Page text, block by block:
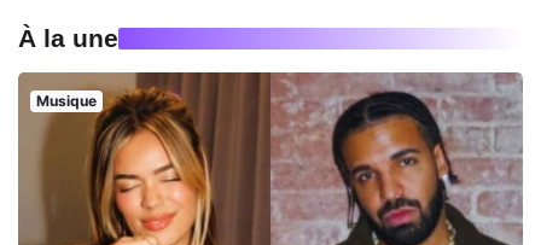
À la une
Musique